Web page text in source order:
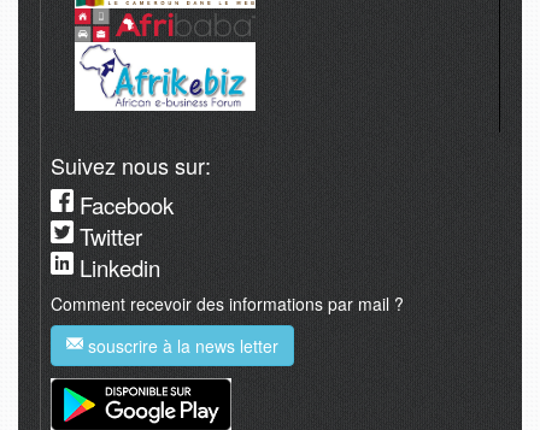
Suivez nous sur:
Facebook
Twitter
Linkedin
Comment recevoir des informations par mail ?
souscrire à la news letter